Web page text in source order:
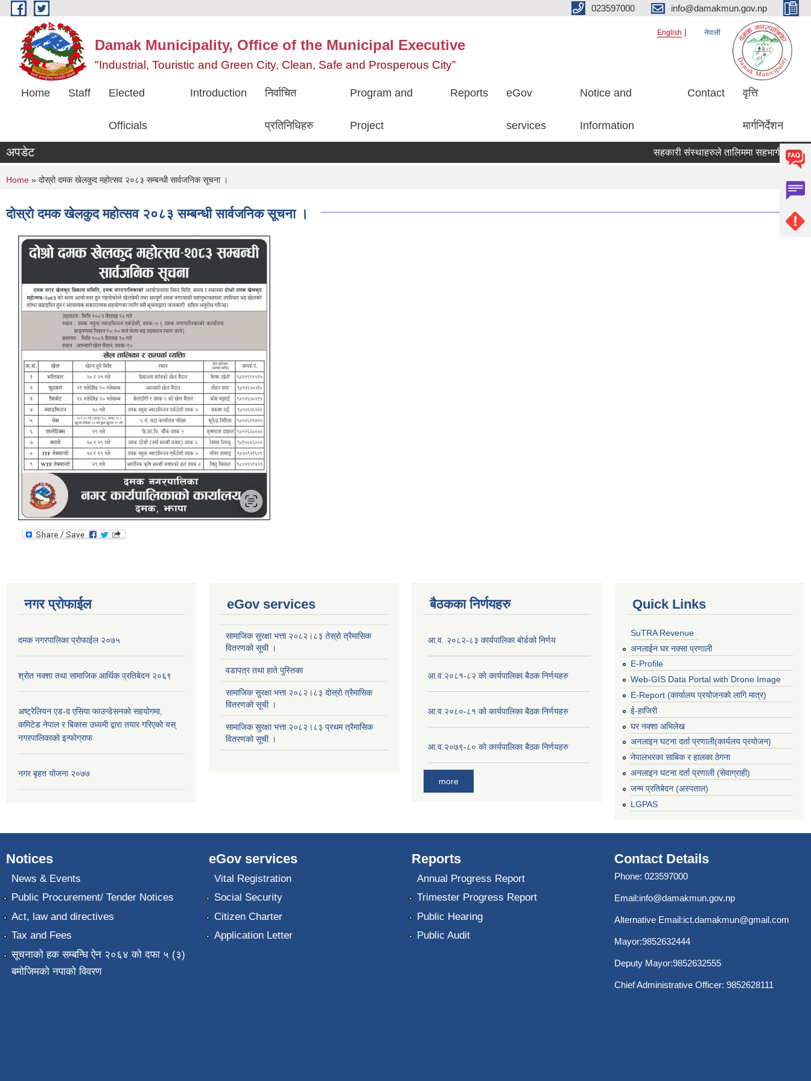
Skip to main content 023597000 info@damakmun.gov.np
Damak Municipality, Office of the Municipal Executive
"Industrial, Touristic and Green City, Clean, Safe and Prosperous City”
English नेपाली
Home Staff Elected
Officials
Introduction निर्वाचित
प्रतिनिधिहरु
Program and
Project
Reports eGov
services
Notice and
Information
Contact वृत्ति
मार्गनिर्देशन
अपडेट सहकारी संस्थाहरुले तालिममा सहभागीको नाम
You are here
Home » दोस्रो दमक खेलकुद महोत्सव २०८३ सम्बन्धी सार्वजनिक सूचना ।
दोस्रो दमक खेलकुद महोत्सव २०८३ सम्बन्धी सार्वजनिक सूचना ।
नगर प्रोफाईल
दमक नगरपालिका प्रोफाईल २०७५
श्रोत नक्शा तथा सामाजिक आर्थिक प्रतिबेदन २०६९
अष्ट्रेलियन एड-द एसिया फाउन्डेसनको सहयोगमा,
कमिटेड नेपाल र बिकास उध्यमी द्वारा तयार गरिएको यस्
नगरपालिकाको इन्फोग्राफ
नगर बृहत योजना २०७७
eGov services
सामाजिक सुरक्षा भत्ता २०८२।८३ तेस्रो त्रैमासिक
वितरणको सूची ।
वडापत्र तथा हाते पुस्तिका
सामाजिक सुरक्षा भत्ता २०८२।८३ दोस्रो त्रैमासिक
वितरणको सूची ।
सामाजिक सुरक्षा भत्ता २०८२।८३ प्रथम त्रैमासिक
वितरणको सूची ।
बैठकका निर्णयहरु
आ.व. २०८२-८३ कार्यपालिका बोर्डको निर्णय
आ.व.२०८१-८२ को कार्यपालिका बैठक निर्णयहरु
आ.व.२०८०-८१ को कार्यपालिका बैठक निर्णयहरु
आ.व.२०७९-८० को कार्यपालिका बैठक निर्णयहरु
more
Quick Links
SuTRA Revenue
अनलाईन घर नक्सा प्रणाली
E-Profile
Web-GIS Data Portal with Drone Image
E-Report (कार्यालय प्रयोजनको लागि मात्र)
ई-हाजिरी
घर नक्शा अभिलेख
अनलाइन घटना दर्ता प्रणाली(कार्यलय प्रयोजन)
नेपालभरका साबिक र हालका ठेगना
अनलाइन घटना दर्ता प्रणाली (सेवाग्राही)
जन्म प्रतिबेदन (अस्पताल)
LGPAS
Notices
News & Events
Public Procurement/ Tender Notices
Act, law and directives
Tax and Fees
सूचनाको हक सम्बन्धि ऐन २०६४ को दफा ५ (३)
बमोजिमको नपाको विवरण
eGov services
Vital Registration
Social Security
Citizen Charter
Application Letter
Reports
Annual Progress Report
Trimester Progress Report
Public Hearing
Public Audit
Contact Details
Phone: 023597000
Email:info@damakmun.gov.np
Alternative Email:ict.damakmun@gmail.com
Mayor:9852632444
Deputy Mayor:9852632555
Chief Administrative Officer: 9852628111